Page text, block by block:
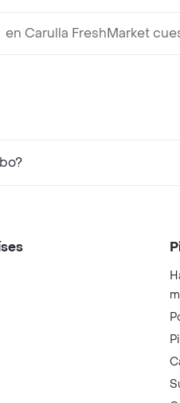
en Carulla FreshMarket